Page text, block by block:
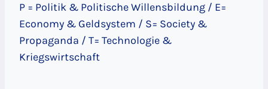
P = Politik & Politische Willensbildung / E=
Economy & Geldsystem / S= Society &
Propaganda / T= Technologie &
Kriegswirtschaft